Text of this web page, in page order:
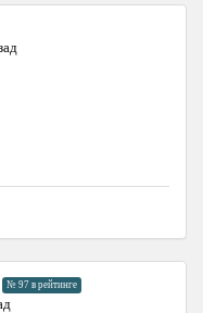
№ 97 в рейтинге